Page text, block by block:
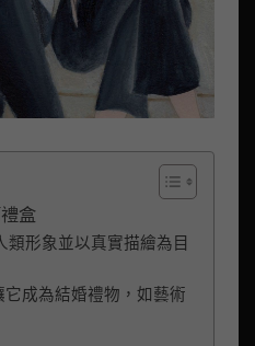
盒
類形象並以真實描繪為目
成為結婚禮物，如藝術